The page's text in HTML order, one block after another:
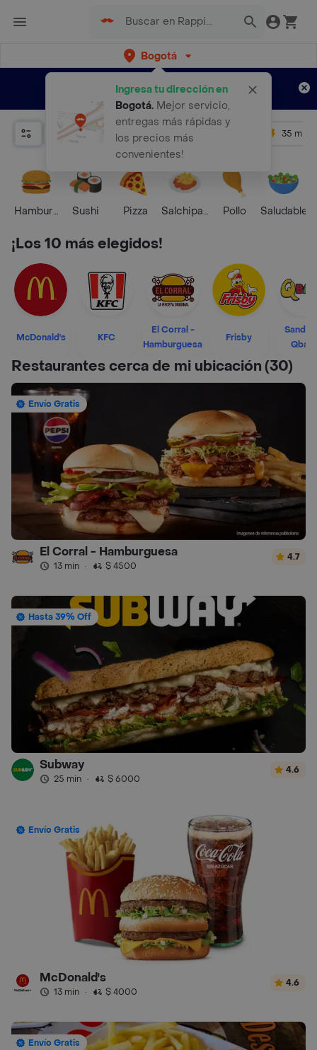
Bogotá
Ingresa tu dirección en
Bogotá. Mejor servicio,
entregas más rápidas y
los precios más
convenientes!
envíos gratis por semanas Aplican TyC
Relevancia Promos 35 mins
HamburguesaSushi Pizza Salchipapas Pollo Saludable
¡Los 10 más elegidos!
McDonald's KFC
El Corral -
Hamburguesa
Frisby
Restaurantes cerca de mi ubicación(30)
Envío Gratis
El Corral - Hamburguesa
13 min · $ 4500
4.7
Hasta 39% Off
Subway
25 min · $ 6000
4.6
Envío Gratis
McDonald's
13 min · $ 4000
4.6
Envío Gratis